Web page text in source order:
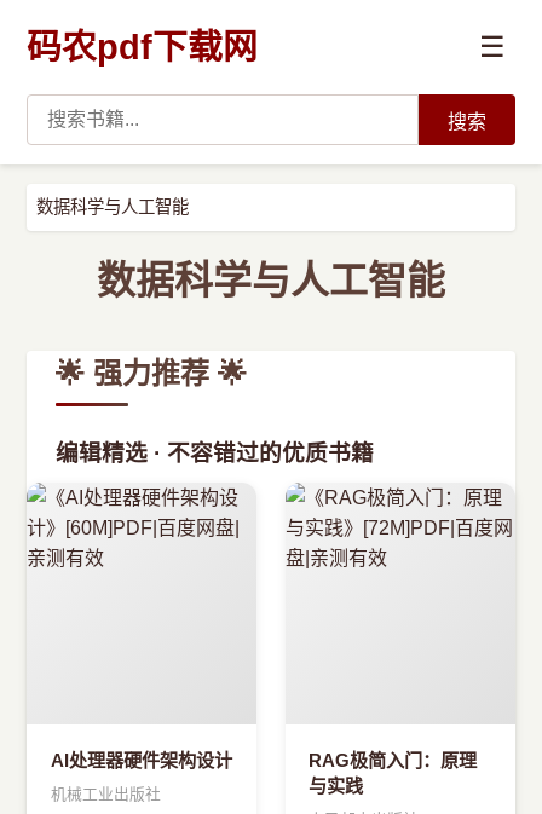
码农pdf下载网 ☰
Java
前端开发
系统编程 ›
搜索
数据科学与人工智能
数据科学与人工智能
🌟 强力推荐 🌟
编辑精选 · 不容错过的优质书籍
AI处理器硬件架构设计
机械工业出版社
RAG极简入门：原理
与实践